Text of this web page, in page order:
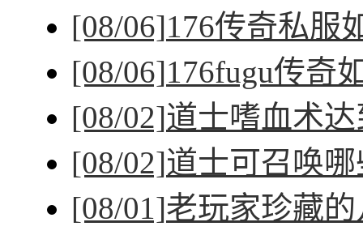
[08/06]176传奇私服
[08/06]176fugu传奇
[08/02]道士嗜血术
[08/02]道士可召唤
[08/01]老玩家珍藏